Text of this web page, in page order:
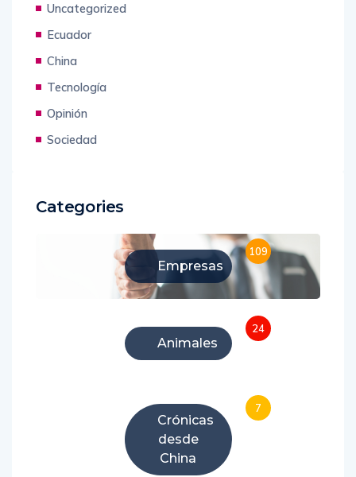
Uncategorized
Ecuador
China
Tecnología
Opinión
Sociedad
Categories
Empresas
109
Animales
24
Crónicas
desde
China
7